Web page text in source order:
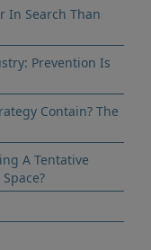
In Search Than
Prevention Is
Contain? The
A Tentative